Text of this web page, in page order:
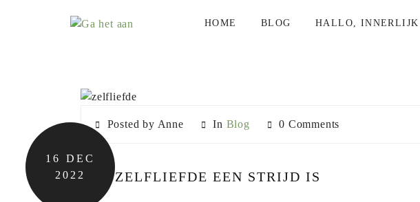
HOME BLOG HALLO,
BLOGS
16
DEC
2022
Posted by Anne In Blog 0 Comments
ALS ZELFLIEFDE EEN STRIJD IS